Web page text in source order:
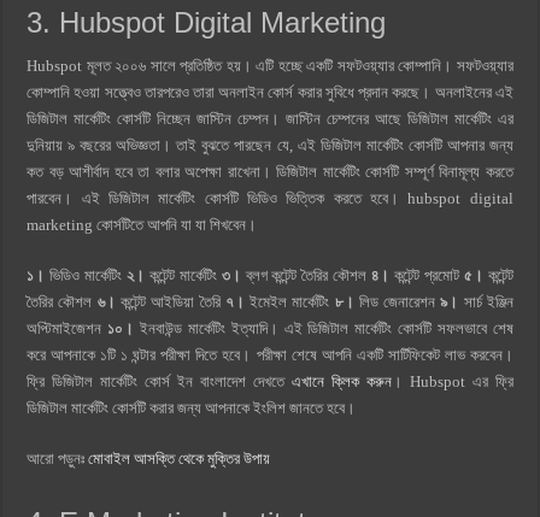
3. Hubspot Digital Marketing
Hubspot মূলত ২০০৬ সালে প্রতিষ্ঠিত হয়। এটি হচ্ছে একটি সফটওয়্যার কোম্পানি। সফটওয়্যার
কোম্পানি হওয়া সত্ত্বেও তারপরেও তারা অনলাইন কোর্স করার সুবিধে প্রদান করছে। অনলাইনের এই
ডিজিটাল মার্কেটিং কোর্সটি নিচ্ছেন জাস্টিন চেম্পন। জাস্টিন চেম্পনের আছে ডিজিটাল মার্কেটিং এর
দুনিয়ায় ৯ বছরের অভিজ্ঞতা। তাই বুঝতে পারছেন যে, এই ডিজিটাল মার্কেটিং কোর্সটি আপনার জন্য
কত বড় আশীর্বাদ হবে তা বলার অপেক্ষা রাখেনা। ডিজিটাল মার্কেটিং কোর্সটি সম্পূর্ণ বিনামূল্য করতে
পারবেন। এই ডিজিটাল মার্কেটিং কোর্সটি ভিডিও ভিত্তিক করতে হবে। hubspot digital
marketing কোর্সটিতে আপনি যা যা শিখবেন।
১। ভিডিও মার্কেটিং ২। কন্টেন্ট মার্কেটিং ৩। ব্লগ কন্টেন্ট তৈরির কৌশল ৪। কন্টেন্ট প্রমোট ৫। কন্টেন্ট
তৈরির কৌশল ৬। কন্টেন্ট আইডিয়া তৈরি ৭। ইমেইল মার্কেটিং ৮। লিড জেনারেশন৯। সার্চ ইঞ্জিন
অপ্টিমাইজেশন ১০। ইনবাউন্ড মার্কেটিং ইত্যাদি। এই ডিজিটাল মার্কেটিং কোর্সটি সফলভাবে শেষ
করে আপনাকে ১টি ১ ঘন্টার পরীক্ষা দিতে হবে। পরীক্ষা শেষে আপনি একটি সার্টিফিকেট লাভ করবেন।
ফ্রি ডিজিটাল মার্কেটিং কোর্স ইন বাংলাদেশ দেখতে এখানে ক্লিক করুন। Hubspot এর ফ্রি
ডিজিটাল মার্কেটিং কোর্সটি করার জন্য আপনাকে ইংলিশ জানতে হবে।
আরো পড়ুনঃমোবাইল আসক্তি থেকে মুক্তির উপায়